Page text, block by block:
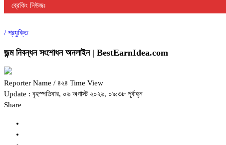
ব্রেকিং নিউজঃ
/ প্রযুক্তি
জন্ম নিবন্ধন সংশোধন অনলাইন | BestEarnIdea.com
Reporter Name / ৪২৪ Time View
Update : বৃহস্পতিবার, ০৬ অগাস্ট ২০২৬, ০৯:৩৮ পূর্বাহ্ন
Share